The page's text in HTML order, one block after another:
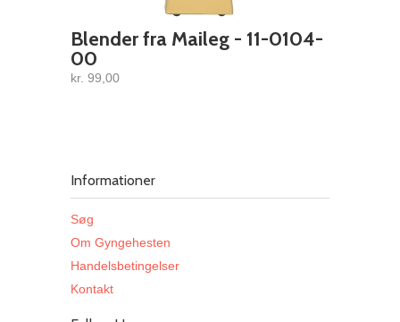
Blender fra Maileg - 11-0104-
00
kr. 99,00
Informationer
Søg
Om Gyngehesten
Handelsbetingelser
Kontakt